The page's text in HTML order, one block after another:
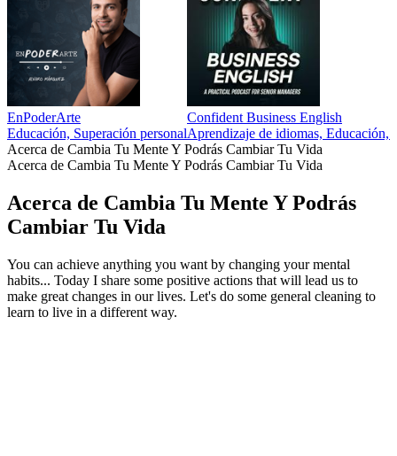
EnPoderArte
Educación, Superación personal
Confident Business English
Aprendizaje de idiomas, Educación,
Acerca de Cambia Tu Mente Y Podrás Cambiar Tu Vida
Acerca de Cambia Tu Mente Y Podrás Cambiar Tu Vida
Acerca de Cambia Tu Mente Y Podrás
Cambiar Tu Vida
You can achieve anything you want by changing your mental
habits... Today I share some positive actions that will lead us to
make great changes in our lives. Let's do some general cleaning to
learn to live in a different way.